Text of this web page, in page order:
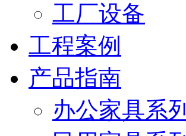
工厂设备
工程案例
产品指南
办公家具系列